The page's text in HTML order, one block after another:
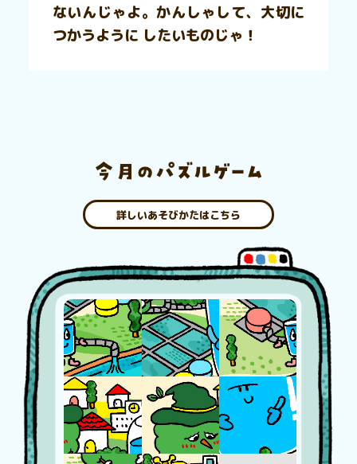
ないんじゃよ。かんしゃして、大切に
つかうように したいものじゃ！
詳しいあそびかたはこちら